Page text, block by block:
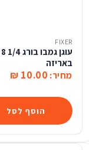
הוסף לסל
FIXER
באריזה
מחיר: 10.00 ₪